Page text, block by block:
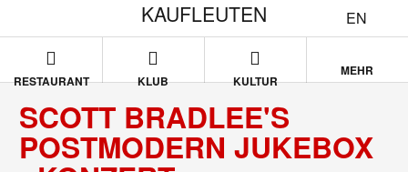
EN
KAUFLEUTEN
RESTAURANT KLUB KULTUR
MEHR
SCOTT BRADLEE'S
POSTMODERN JUKEBOX